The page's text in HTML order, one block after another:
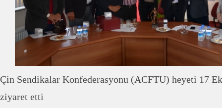
Çin Sendikalar Konfederasyonu (ACFTU) heyeti 17
ziyaret etti